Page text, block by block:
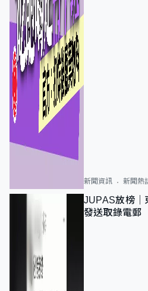
新聞資訊 新聞熱
JUPAS放榜｜
發送取錄電郵